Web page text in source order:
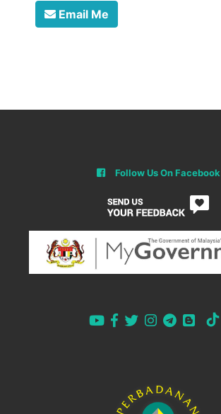
Email Me
Follow Us On Facebook